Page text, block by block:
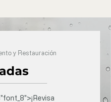
y Restauración